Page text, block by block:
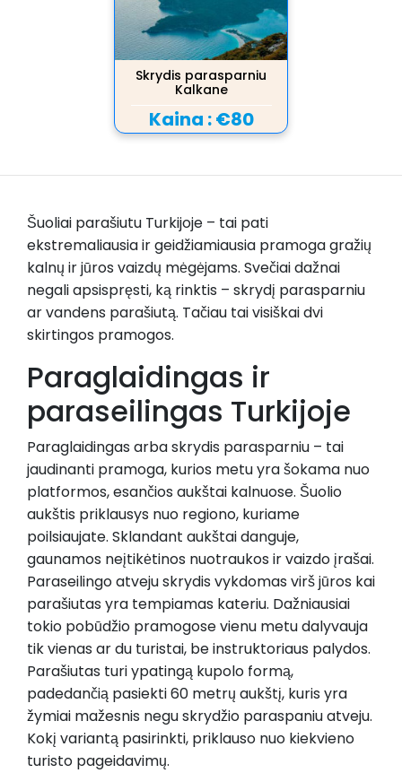
Skrydis parasparniu
Kalkane
Kaina :€80
Šuoliai parašiutu Turkijoje – tai pati
ekstremaliausia ir geidžiamiausia pramoga gražių
kalnų ir jūros vaizdų mėgėjams. Svečiai dažnai
negali apsispręsti, ką rinktis – skrydį parasparniu
ar vandens parašiutą. Tačiau tai visiškai dvi
skirtingos pramogos.
Paraglaidingas ir
paraseilingas Turkijoje
Paraglaidingas arba skrydis parasparniu – tai
jaudinanti pramoga, kurios metu yra šokama nuo
platformos, esančios aukštai kalnuose. Šuolio
aukštis priklausys nuo regiono, kuriame
poilsiaujate. Sklandant aukštai danguje,
gaunamos neįtikėtinos nuotraukos ir vaizdo įrašai.
Paraseilingo atveju skrydis vykdomas virš jūros kai
parašiutas yra tempiamas kateriu. Dažniausiai
tokio pobūdžio pramogose vienu metu dalyvauja
tik vienas ar du turistai, be instruktoriaus palydos.
Parašiutas turi ypatingą kupolo formą,
padedančią pasiekti 60 metrų aukštį, kuris yra
žymiai mažesnis negu skrydžio paraspaniu atveju.
Kokį variantą pasirinkti, priklauso nuo kiekvieno
turisto pageidavimų.